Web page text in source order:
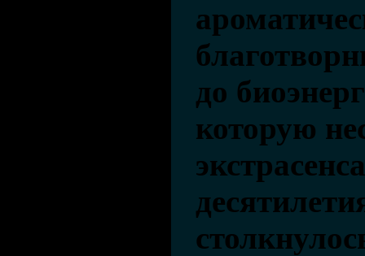
до
которую